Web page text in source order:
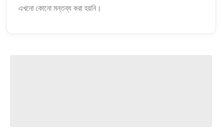
এখনো কোনো মন্তব্য করা হয়নি।